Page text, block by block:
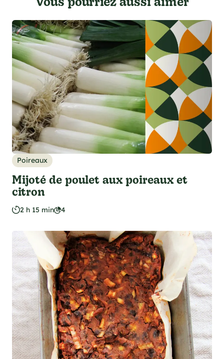
Poireaux
Mijoté de poulet aux poireaux et
citron
2 h 15 min 4